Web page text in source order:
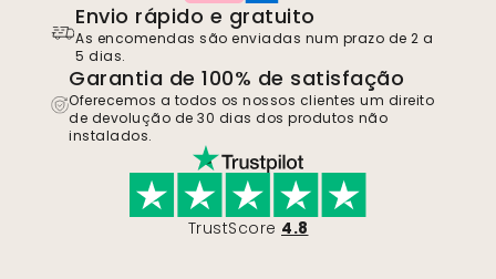
Envio rápido e gratuito
As encomendas são enviadas num prazo de 2 a
5 dias.
Garantia de 100% de satisfação
Oferecemos a todos os nossos clientes um direito
de devolução de 30 dias dos produtos não
instalados.
TrustScore 4.8